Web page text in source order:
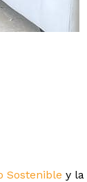
Sostenible y la